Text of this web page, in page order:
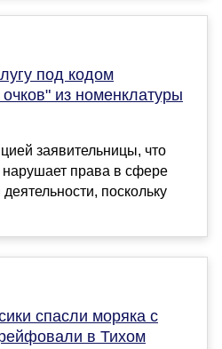
под кодом
из номенклатуры
заявительницы, что
нарушает права в сфере
поскольку
спасли моряка с
в Тихом